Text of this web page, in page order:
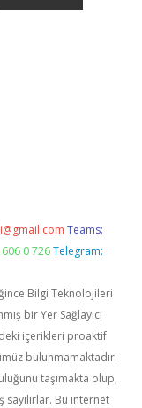
Teams:
0 726 Telegram:
Bilgi Teknolojileri
bir Yer Sağlayıcı
içerikleri proaktif
bulunmamaktadır.
taşımakta olup,
Bu internet